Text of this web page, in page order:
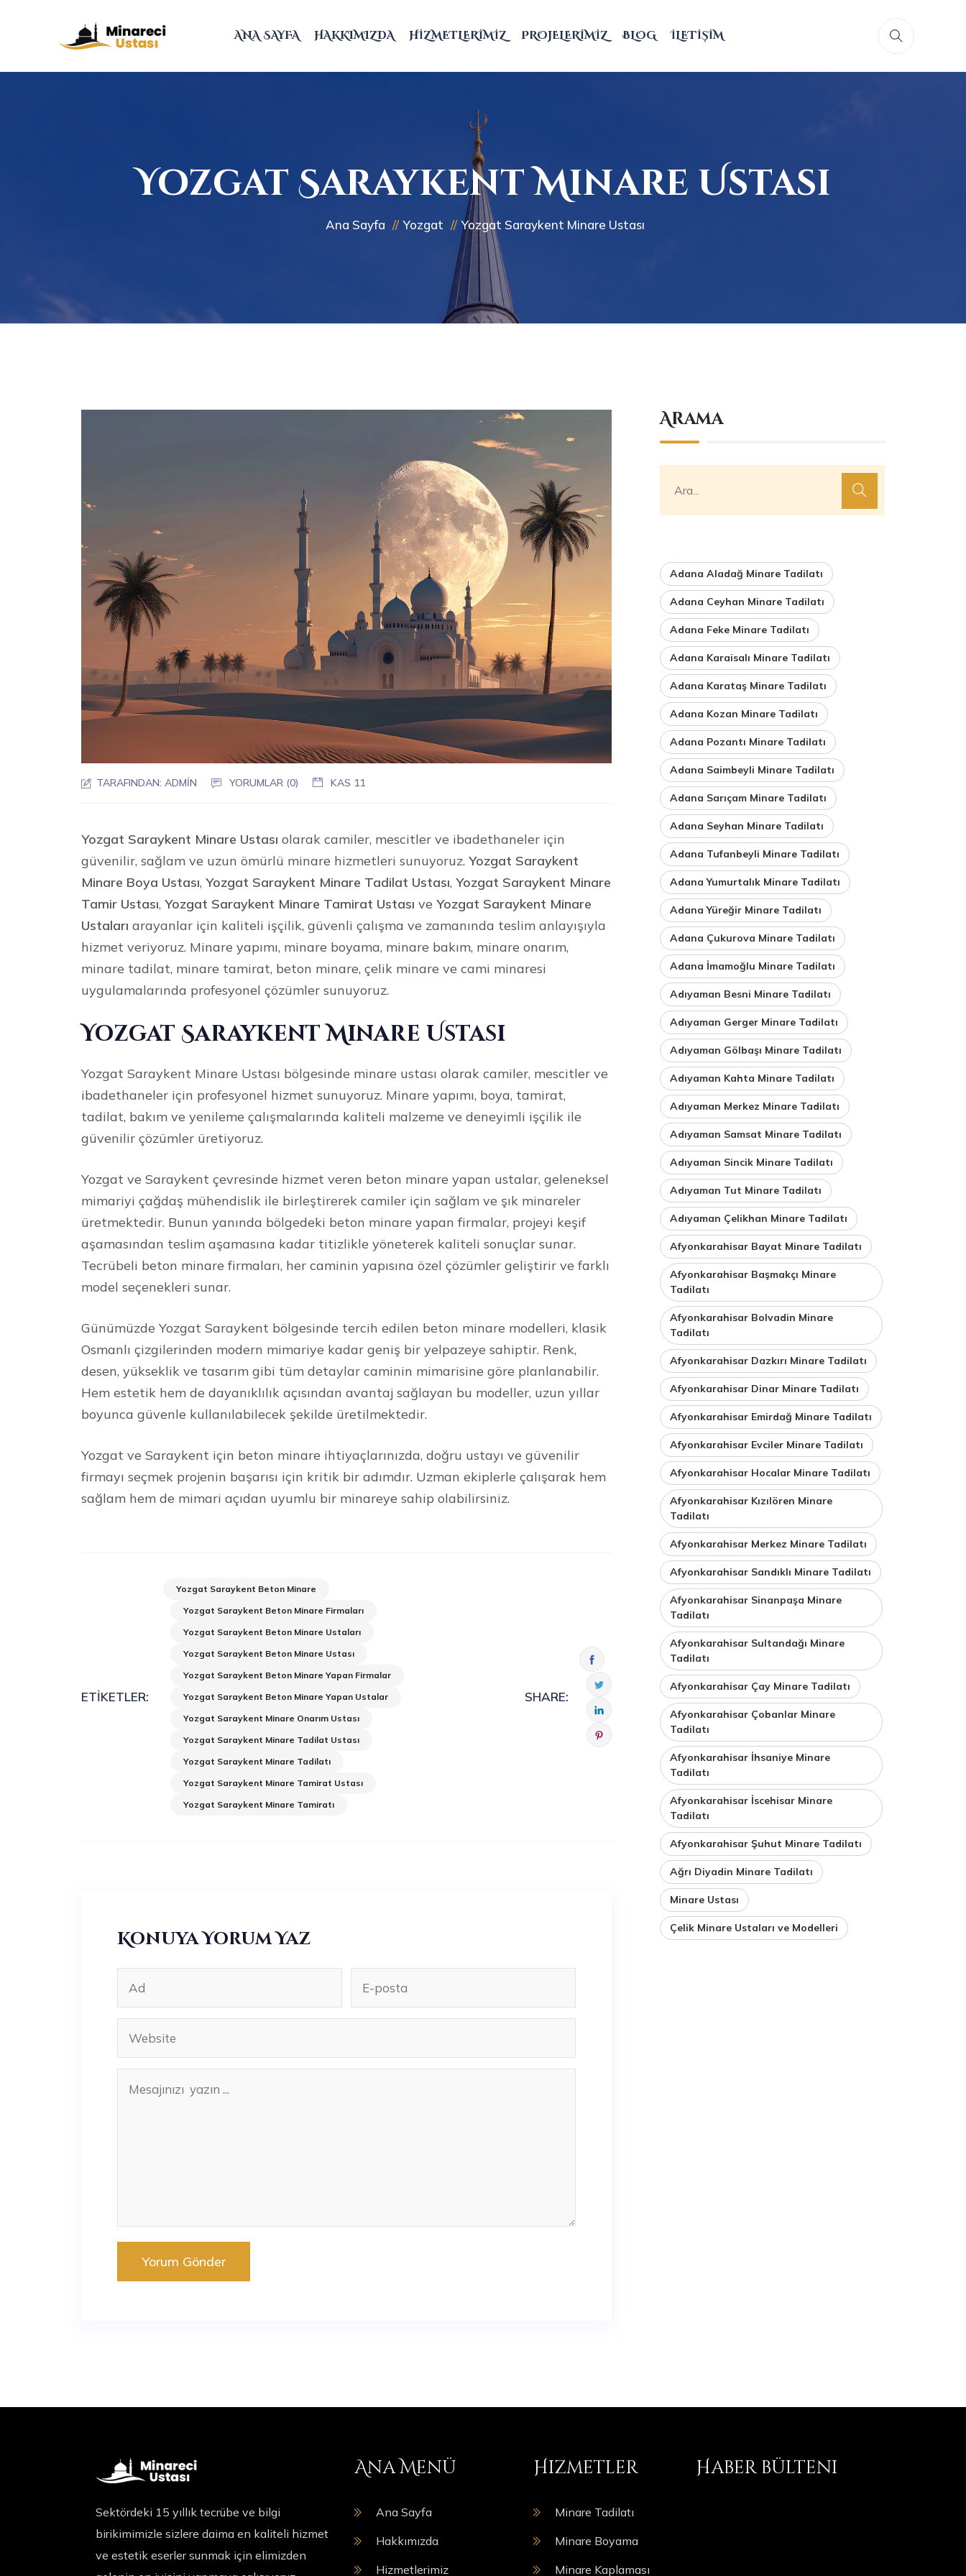
ANA SAYFA HAKKIMIZDA HIZMETLERIMIZ PROJELERIMIZ BLOG İLETIŞIM
Yozgat Saraykent Minare Ustası
Ana Sayfa Yozgat Yozgat Saraykent Minare Ustası
TARAFINDAN:ADMIN YORUMLAR (0) KAS 11
Yozgat Saraykent Minare Ustası olarak camiler, mescitler ve ibadethaneler için
güvenilir, sağlam ve uzun ömürlü minare hizmetleri sunuyoruz.Yozgat Saraykent
Minare Boya Ustası,Yozgat Saraykent Minare Tadilat Ustası,Yozgat Saraykent Minare
Tamir Ustası,Yozgat Saraykent Minare Tamirat Ustası veYozgat Saraykent Minare
Ustaları arayanlar için kaliteli işçilik, güvenli çalışma ve zamanında teslim anlayışıyla
hizmet veriyoruz. Minare yapımı, minare boyama, minare bakım, minare onarım,
minare tadilat, minare tamirat, beton minare, çelik minare ve cami minaresi
uygulamalarında profesyonel çözümler sunuyoruz.
Yozgat Saraykent Minare Ustası
Yozgat Saraykent Minare Ustası bölgesinde minare ustası olarak camiler, mescitler ve
ibadethaneler için profesyonel hizmet sunuyoruz. Minare yapımı, boya, tamirat,
tadilat, bakım ve yenileme çalışmalarında kaliteli malzeme ve deneyimli işçilik ile
güvenilir çözümler üretiyoruz.
Yozgat ve Saraykent çevresinde hizmet veren beton minare yapan ustalar, geleneksel
mimariyi çağdaş mühendislik ile birleştirerek camiler için sağlam ve şık minareler
üretmektedir. Bunun yanında bölgedeki beton minare yapan firmalar, projeyi keşif
aşamasından teslim aşamasına kadar titizlikle yöneterek kaliteli sonuçlar sunar.
Tecrübeli beton minare firmaları, her caminin yapısına özel çözümler geliştirir ve farklı
model seçenekleri sunar.
Günümüzde Yozgat Saraykent bölgesinde tercih edilen beton minare modelleri, klasik
Osmanlı çizgilerinden modern mimariye kadar geniş bir yelpazeye sahiptir. Renk,
desen, yükseklik ve tasarım gibi tüm detaylar caminin mimarisine göre planlanabilir.
Hem estetik hem de dayanıklılık açısından avantaj sağlayan bu modeller, uzun yıllar
boyunca güvenle kullanılabilecek şekilde üretilmektedir.
Yozgat ve Saraykent için beton minare ihtiyaçlarınızda, doğru ustayı ve güvenilir
firmayı seçmek projenin başarısı için kritik bir adımdır. Uzman ekiplerle çalışarak hem
sağlam hem de mimari açıdan uyumlu bir minareye sahip olabilirsiniz.
ETIKETLER:
Yozgat Saraykent Beton Minare
Yozgat Saraykent Beton Minare Firmaları
Yozgat Saraykent Beton Minare Ustaları
Yozgat Saraykent Beton Minare Ustası
Yozgat Saraykent Beton Minare Yapan Firmalar
Yozgat Saraykent Beton Minare Yapan Ustalar
Yozgat Saraykent Minare Onarım Ustası
Yozgat Saraykent Minare Tadilat Ustası
Yozgat Saraykent Minare Tadilatı
Yozgat Saraykent Minare Tamirat Ustası
Yozgat Saraykent Minare Tamiratı
SHARE:
Konuya Yorum Yaz
Arama
Adana Aladağ Minare Tadilatı
Adana Ceyhan Minare Tadilatı
Adana Feke Minare Tadilatı
Adana Karaisalı Minare Tadilatı
Adana Karataş Minare Tadilatı
Adana Kozan Minare Tadilatı
Adana Pozantı Minare Tadilatı
Adana Saimbeyli Minare Tadilatı
Adana Sarıçam Minare Tadilatı
Adana Seyhan Minare Tadilatı
Adana Tufanbeyli Minare Tadilatı
Adana Yumurtalık Minare Tadilatı
Adana Yüreğir Minare Tadilatı
Adana Çukurova Minare Tadilatı
Adana İmamoğlu Minare Tadilatı
Adıyaman Besni Minare Tadilatı
Adıyaman Gerger Minare Tadilatı
Adıyaman Gölbaşı Minare Tadilatı
Adıyaman Kahta Minare Tadilatı
Adıyaman Merkez Minare Tadilatı
Adıyaman Samsat Minare Tadilatı
Adıyaman Sincik Minare Tadilatı
Adıyaman Tut Minare Tadilatı
Adıyaman Çelikhan Minare Tadilatı
Afyonkarahisar Bayat Minare Tadilatı
Afyonkarahisar Başmakçı Minare
Tadilatı
Afyonkarahisar Bolvadin Minare
Tadilatı
Afyonkarahisar Dazkırı Minare Tadilatı
Afyonkarahisar Dinar Minare Tadilatı
Afyonkarahisar Emirdağ Minare Tadilatı
Afyonkarahisar Evciler Minare Tadilatı
Afyonkarahisar Hocalar Minare Tadilatı
Afyonkarahisar Kızılören Minare
Tadilatı
Afyonkarahisar Merkez Minare Tadilatı
Afyonkarahisar Sandıklı Minare Tadilatı
Afyonkarahisar Sinanpaşa Minare
Tadilatı
Afyonkarahisar Sultandağı Minare
Tadilatı
Afyonkarahisar Çay Minare Tadilatı
Afyonkarahisar Çobanlar Minare
Tadilatı
Afyonkarahisar İhsaniye Minare
Tadilatı
Afyonkarahisar İscehisar Minare
Tadilatı
Afyonkarahisar Şuhut Minare Tadilatı
Ağrı Diyadin Minare Tadilatı
Minare Ustası
Çelik Minare Ustaları ve Modelleri
Sektördeki 15 yıllık tecrübe ve bilgi
birikimimizle sizlere daima en kaliteli hizmet
ve estetik eserler sunmak için elimizden
Ana Menü
Ana Sayfa
Hakkımızda
Hizmetlerimiz
Hizmetler
Minare Tadilatı
Minare Boyama
Minare Kaplaması
Haber bülteni